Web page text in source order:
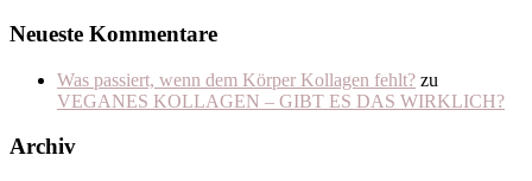
Neueste Kommentare
Was passiert, wenn dem Körper Kollagen fehlt? zu
VEGANES KOLLAGEN – GIBT ES DAS WIRKLICH?
Archiv